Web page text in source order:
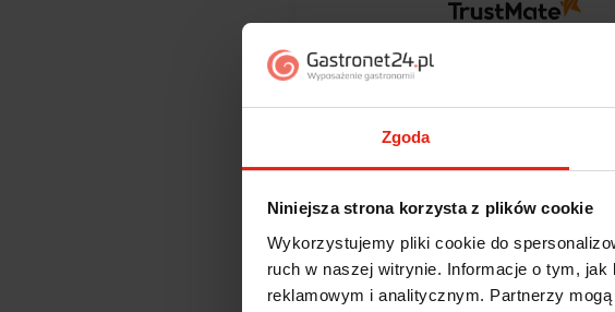
Zgoda
Niniejsza strona korzysta z plików cookie
Wykorzystujemy pliki cookie do
ruch w naszej witrynie. Informacje o tym,
reklamowym i analitycznym. Partnerzy
Jak zbieramy opinie?